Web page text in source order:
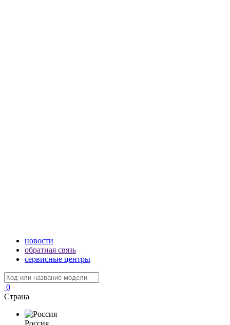
новости
обратная связь
сервисные центры
0
Страна
Россия